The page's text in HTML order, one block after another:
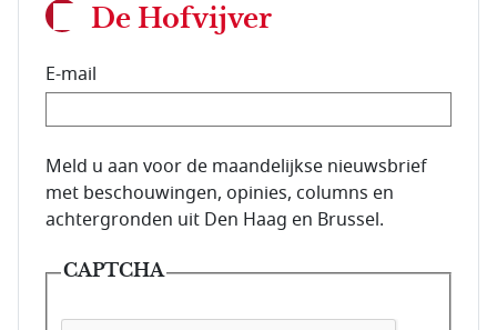
De Hofvijver
E-mail
E-mailadres van de abonnee.
Meld u aan voor de maandelijkse nieuwsbrief
met beschouwingen, opinies, columns en
achtergronden uit Den Haag en Brussel.
CAPTCHA